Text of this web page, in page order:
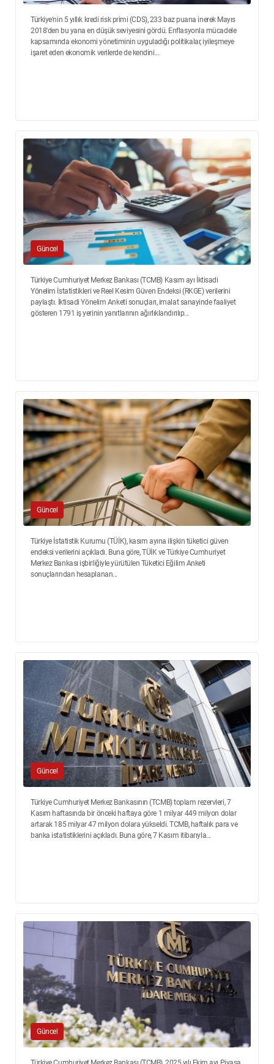
Türkiye'nin 5 yıllık kredi risk primi (CDS), 233 baz puana inerek Mayıs
2018'den bu yana en düşük seviyesini gördü. Enflasyonla mücadele
kapsamında ekonomi yönetiminin uyguladığı politikalar, iyileşmeye
işaret eden ekonomik verilerde de kendini...
Güncel
Türkiye Cumhuriyet Merkez Bankası (TCMB) Kasım ayı İktisadi
Yönelim İstatistikleri ve Reel Kesim Güven Endeksi (RKGE) verilerini
paylaştı. İktisadi Yönelim Anketi sonuçları, imalat sanayinde faaliyet
gösteren 1791 iş yerinin yanıtlarının ağırlıklandırılıp...
Güncel
Türkiye İstatistik Kurumu (TÜİK), kasım ayına ilişkin tüketici güven
endeksi verilerini açıkladı. Buna göre, TÜİK ve Türkiye Cumhuriyet
Merkez Bankası işbirliğiyle yürütülen Tüketici Eğilim Anketi
sonuçlarından hesaplanan...
Güncel
Türkiye Cumhuriyet Merkez Bankasının (TCMB) toplam rezervleri, 7
Kasım haftasında bir önceki haftaya göre 1 milyar 449 milyon dolar
artarak 185 milyar 47 milyon dolara yükseldi. TCMB, haftalık para ve
banka istatistiklerini açıkladı. Buna göre, 7 Kasım itibarıyla...
Güncel